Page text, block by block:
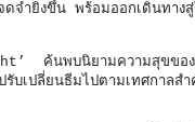
ำยิ่งขึ้น พร้อมออกเดินทา
ค้นพบนิยามความสุขของก
บเปลี่ยนธีมไปตามเทศกาลส